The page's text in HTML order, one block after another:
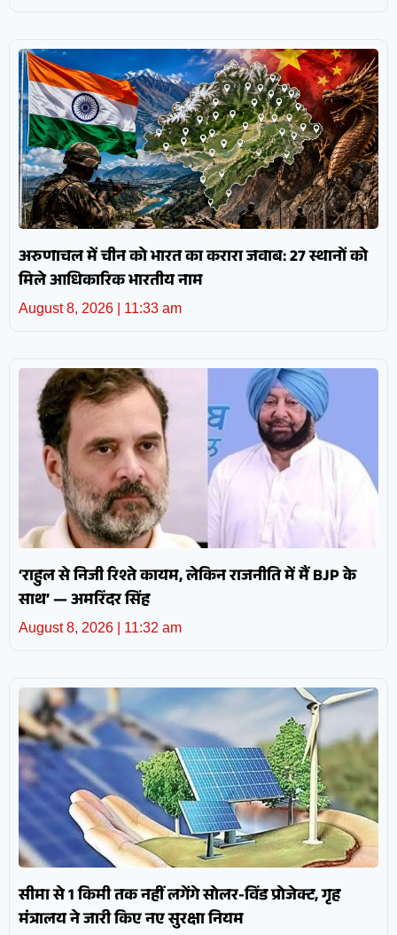
अरुणाचल में चीन को भारत का करारा जवाब: 27 स्थानों को
मिले आधिकारिक भारतीय नाम
August 8, 2026 11:33 am
‘राहुल से निजी रिश्ते कायम, लेकिन राजनीति में मैं BJP के
साथ’ — अमरिंदर सिंह
August 8, 2026 11:32 am
सीमा से 1 किमी तक नहीं लगेंगे सोलर-विंड प्रोजेक्ट, गृह
मंत्रालय ने जारी किए नए सुरक्षा नियम